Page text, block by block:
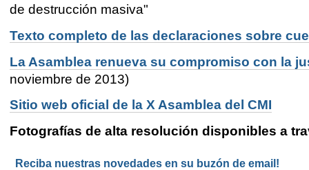
de destrucción masiva"
Texto completo de las declaraciones sobre
La Asamblea renueva su compromiso con la
noviembre de 2013)
Sitio web oficial de la X Asamblea del CMI
Fotografías de alta resolución disponibles a
Reciba nuestras novedades en su buzón de email!